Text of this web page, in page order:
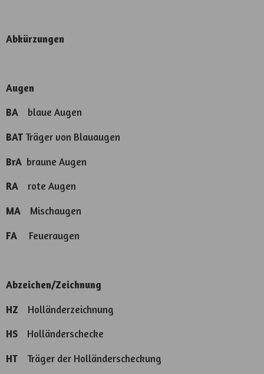
Abkürzungen
Augen
BA blaue Augen
BAT Träger von Blauaugen
BrA braune Augen
RA rote Augen
MA Mischaugen
FA Feueraugen
Abzeichen/Zeichnung
HZ Holländerzeichnung
HS Holländerschecke
HT Träger der Holländerscheckung